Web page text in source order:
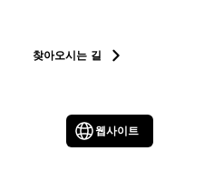
찾아오시는 길
웹사이트